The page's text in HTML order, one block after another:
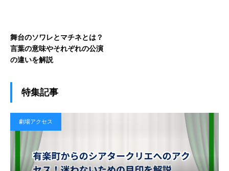
舞台のソワレとマチネとは？
言葉の意味やそれぞれの公演
の違いを解説
特集記事
劇場アクセス